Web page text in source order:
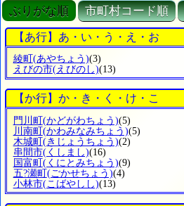
ぶりがな順 市町村コード順
【あ行】あ・い・う・え・お
綾町 (あやちょう)(3)
えびの市(えびのし)(13)
【か行】か・き・く・け・こ
門川町(かどがわちょう)(5)
川南町(かわみなみちょう)(5)
木城町(きじょうちょう)(2)
串間市(くしまし)(16)
国富町(くにとみちょう)(9)
五?瀬町(ごかせちょう)(4)
小林市(こばやしし)(13)